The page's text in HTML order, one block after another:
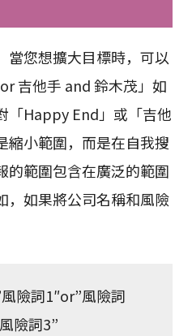
當您想擴大目標時，可以
吉他手 and 鈴木茂」如
「Happy End」或「吉他
縮小範圍，而是在自我搜
的範圍包含在廣泛的範圍
，如果將公司名稱和風險
險詞1″or”風險詞
險詞3”